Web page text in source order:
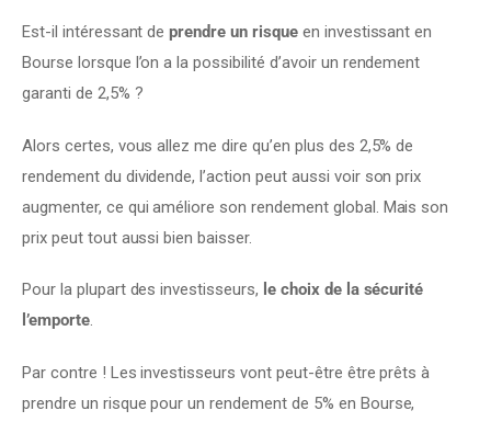
Est-il intéressant de prendre un risque en investissant en
Bourse lorsque l’on a la possibilité d’avoir un rendement
garanti de 2,5% ?
Alors certes, vous allez me dire qu’en plus des 2,5% de
rendement du dividende, l’action peut aussi voir son prix
augmenter, ce qui améliore son rendement global. Mais son
prix peut tout aussi bien baisser.
Pour la plupart des investisseurs, le choix de la sécurité
l’emporte.
Par contre ! Les investisseurs vont peut-être être prêts à
prendre un risque pour un rendement de 5% en Bourse,